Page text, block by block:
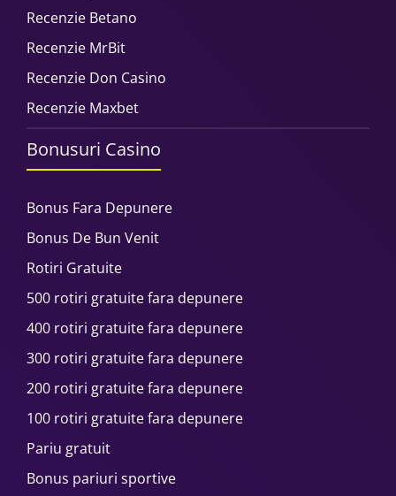
Recenzie Betano
Recenzie MrBit
Recenzie Don Casino
Recenzie Maxbet
Bonusuri Casino
Bonus Fara Depunere
Bonus De Bun Venit
Rotiri Gratuite
500 rotiri gratuite fara depunere
400 rotiri gratuite fara depunere
300 rotiri gratuite fara depunere
200 rotiri gratuite fara depunere
100 rotiri gratuite fara depunere
Pariu gratuit
Bonus pariuri sportive